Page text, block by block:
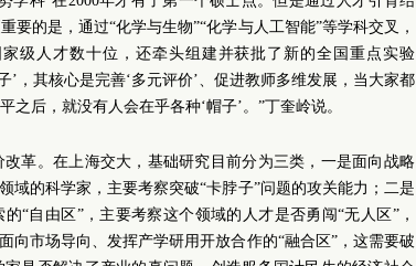
要的是，通过“化学与生物”“化学与人工智能”等学科交叉，
级人才数十位，还牵头组建并获批了新的全国重点实验
’，其核心是完善‘多元评价’、促进教师多维发展，当大家都
后，就没有人会在乎各种‘帽子’。”丁奎岭说。
革。在上海交大，基础研究目前分为三类，一是面向战略
域的科学家，主要考察突破“卡脖子”问题的攻关能力；二是
“自由区”，主要考察这个领域的人才是否勇闯“无人区”，
向市场导向、发挥产学研用开放合作的“融合区”，这需要破